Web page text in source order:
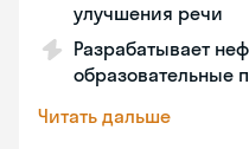
улучшения речи
Разрабатывает
образовательные
Читать дальше